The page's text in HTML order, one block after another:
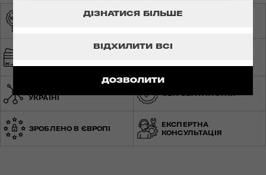
ДОЗВОЛИТИ
ВІДХИЛИТИ ВСІ
ДІЗНАТИСЯ БІЛЬШЕ
ОРИГІНАЛЬНА
ЕКСКЛЮЗИВНИЙ
ШВИДКА ТА
ДОСТАВКА
УКРАЇНІ
СВІТОВА ГАРАНТІЯ
ЗРОБЛЕНО В ЄВРОПІ
ЕКСПЕРТНА
КОНСУЛЬТАЦІЯ